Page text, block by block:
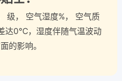
级， 空气湿度%， 空气质
达0℃，湿度伴随气温波动
的影响。